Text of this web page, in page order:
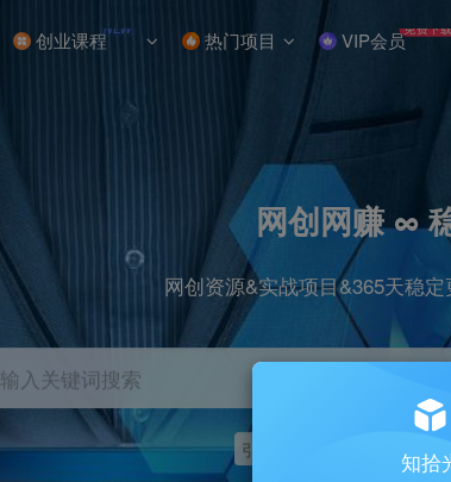
创业课程NEW 热门项目 VIP会员免费下
网创网赚 ∞
网创资源&实战项目&365天稳
输入关键词搜索
引流 快手
知拾